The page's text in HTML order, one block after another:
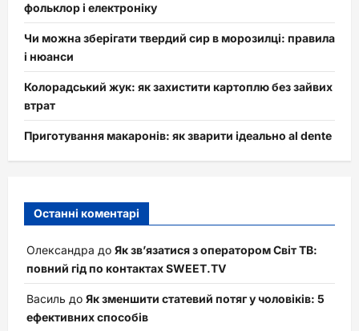
фольклор і електроніку
Чи можна зберігати твердий сир в морозилці: правила
і нюанси
Колорадський жук: як захистити картоплю без зайвих
втрат
Приготування макаронів: як зварити ідеально al dente
Останні коментарі
Олександра до Як зв’язатися з оператором Світ ТВ:
повний гід по контактах SWEET.TV
Василь до Як зменшити статевий потяг у чоловіків: 5
ефективних способів